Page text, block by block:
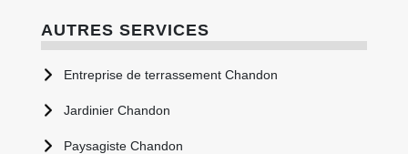
AUTRES SERVICES
Entreprise de terrassement Chandon
Jardinier Chandon
Paysagiste Chandon